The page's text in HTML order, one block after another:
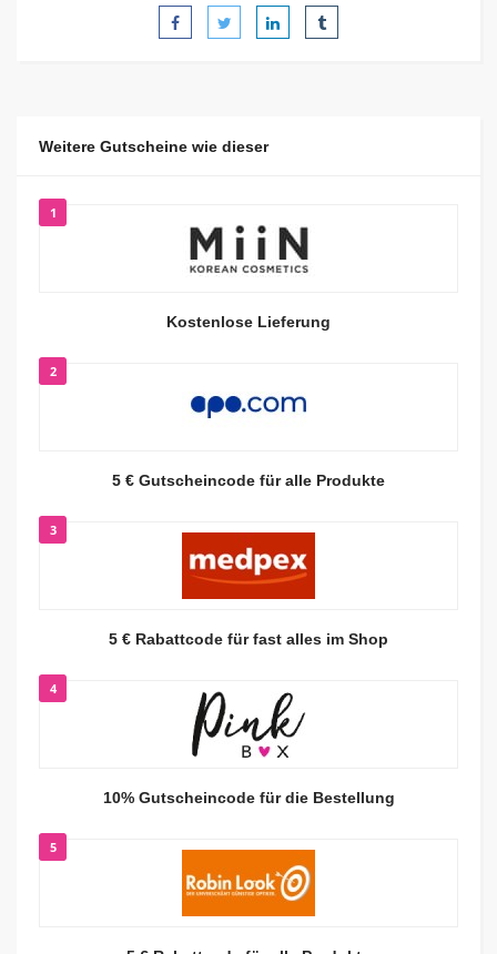
Weitere Gutscheine wie dieser
1
Kostenlose Lieferung
2
5 € Gutscheincode für alle Produkte
3
5 € Rabattcode für fast alles im Shop
4
10% Gutscheincode für die Bestellung
5